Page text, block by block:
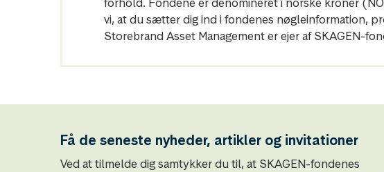
vi, at du sætter dig ind i fondenes nøgleinformation,
Storebrand Asset Management er ejer af SKAGEN-
Få de seneste nyheder, artikler og invitationer
Ved at tilmelde dig samtykker du til, at SKAGEN-fondenes